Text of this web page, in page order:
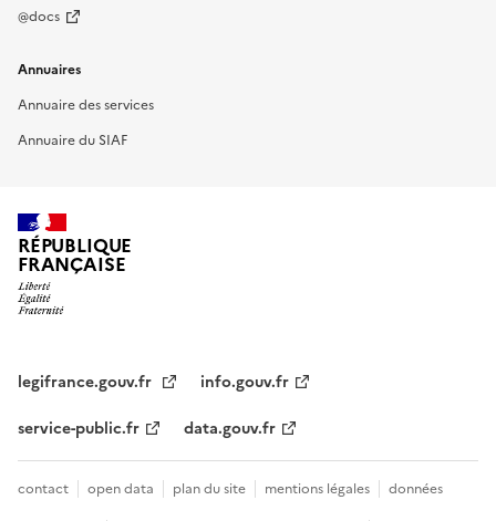
@docs
Annuaires
Annuaire des services
Annuaire du SIAF
RÉPUBLIQUE
FRANÇAISE
legifrance.gouv.fr
info.gouv.fr
service-public.fr
data.gouv.fr
contact open data plan du site mentions légales
données